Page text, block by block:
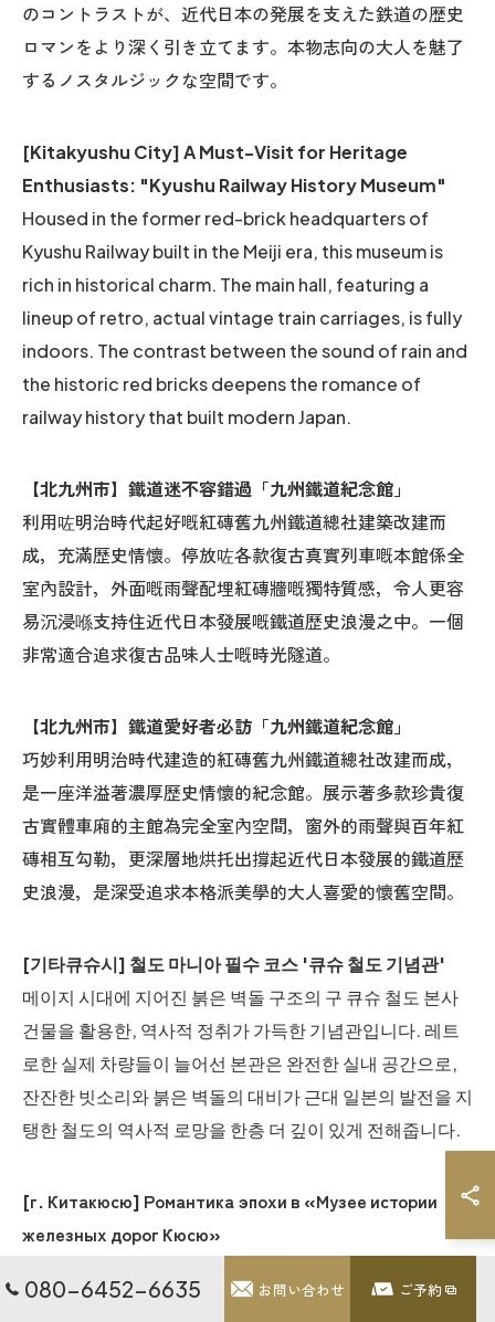
のコントラストが、近代日本の発展を支えた鉄道の歴史
ロマンをより深く引き立てます。本物志向の大人を魅了
するノスタルジックな空間です。
[Kitakyushu City] A Must-Visit for Heritage
Enthusiasts: "Kyushu Railway History Museum"
Housed in the former red-brick headquarters of
Kyushu Railway built in the Meiji era, this museum is
rich in historical charm. The main hall, featuring a
lineup of retro, actual vintage train carriages, is fully
indoors. The contrast between the sound of rain and
the historic red bricks deepens the romance of
railway history that built modern Japan.
【北九州市】鐵道迷不容錯過「九州鐵道紀念館」
利用咗明治時代起好嘅紅磚舊九州鐵道總社建築改建而
成，充滿歷史情懷。停放咗各款復古真實列車嘅本館係全
室內設計，外面嘅雨聲配埋紅磚牆嘅獨特質感，令人更容
易沉浸喺支持住近代日本發展嘅鐵道歷史浪漫之中。一個
非常適合追求復古品味人士嘅時光隧道。
【北九州市】鐵道愛好者必訪「九州鐵道紀念館」
巧妙利用明治時代建造的紅磚舊九州鐵道總社改建而成，
是一座洋溢著濃厚歷史情懷的紀念館。展示著多款珍貴復
古實體車廂的主館為完全室內空間，窗外的雨聲與百年紅
磚相互勾勒，更深層地烘托出撐起近代日本發展的鐵道歷
史浪漫，是深受追求本格派美學的大人喜愛的懷舊空間。
[기타큐슈시] 철도 마니아 필수 코스 '큐슈 철도 기념관'
메이지 시대에 지어진 붉은 벽돌 구조의 구 큐슈 철도 본사
건물을 활용한, 역사적 정취가 가득한 기념관입니다. 레트
로한 실제 차량들이 늘어선 본관은 완전한 실내 공간으로,
잔잔한 빗소리와 붉은 벽돌의 대비가 근대 일본의 발전을 지
탱한 철도의 역사적 로망을 한층 더 깊이 있게 전해줍니다.
[г. Китакюсю] Романтика эпохи в «Музее истории
железных дорог Кюсю»
величественном здании из красного кирпича,
080-6452-6635 お問い合わせ ご予約